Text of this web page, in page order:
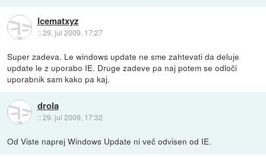
Icematxyz
::29. jul 2009, 17:27
Super zadeva. Le windows update ne sme zahtevati da deluje
update le z uporabo IE. Druge zadeve pa naj potem se odloči
uporabnik sam kako pa kaj.
drola
::29. jul 2009, 17:32
Od Viste naprej Windows Update ni več odvisen od IE.